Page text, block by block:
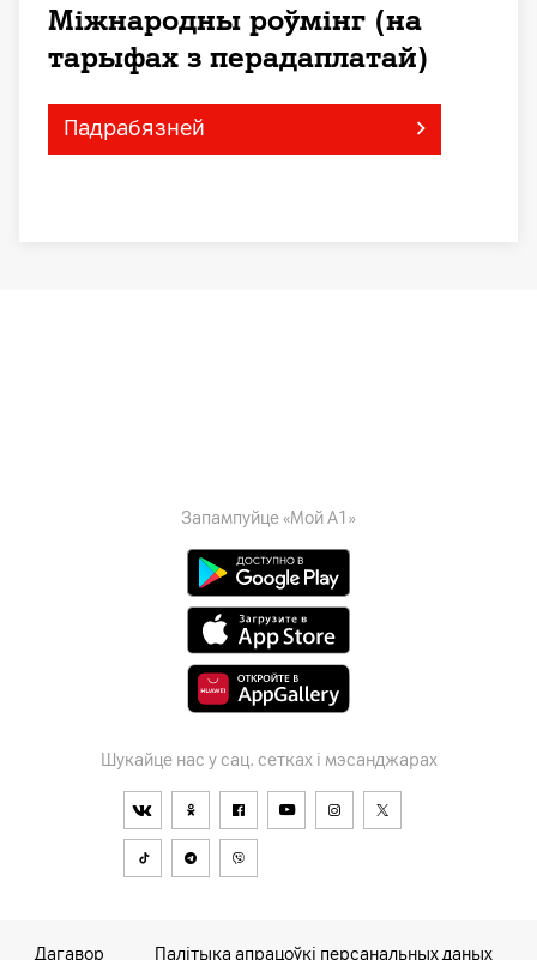
Міжнародны роўмінг (на
тарыфах з перадаплатай)
Падрабязней
Запампуйце «Мой А1»
Шукайце нас у сац. сетках і мэсанджарах
Дагавор Палітыка апрацоўкі персанальных даных